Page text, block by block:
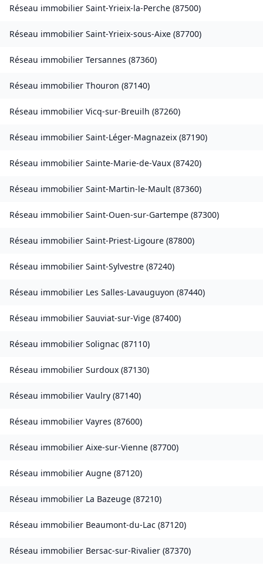
Réseau immobilier Saint-Yrieix-la-Perche (87500)
Réseau immobilier Saint-Yrieix-sous-Aixe (87700)
Réseau immobilier Tersannes (87360)
Réseau immobilier Thouron (87140)
Réseau immobilier Vicq-sur-Breuilh (87260)
Réseau immobilier Saint-Léger-Magnazeix (87190)
Réseau immobilier Sainte-Marie-de-Vaux (87420)
Réseau immobilier Saint-Martin-le-Mault (87360)
Réseau immobilier Saint-Ouen-sur-Gartempe (87300)
Réseau immobilier Saint-Priest-Ligoure (87800)
Réseau immobilier Saint-Sylvestre (87240)
Réseau immobilier Les Salles-Lavauguyon (87440)
Réseau immobilier Sauviat-sur-Vige (87400)
Réseau immobilier Solignac (87110)
Réseau immobilier Surdoux (87130)
Réseau immobilier Vaulry (87140)
Réseau immobilier Vayres (87600)
Réseau immobilier Aixe-sur-Vienne (87700)
Réseau immobilier Augne (87120)
Réseau immobilier La Bazeuge (87210)
Réseau immobilier Beaumont-du-Lac (87120)
Réseau immobilier Bersac-sur-Rivalier (87370)